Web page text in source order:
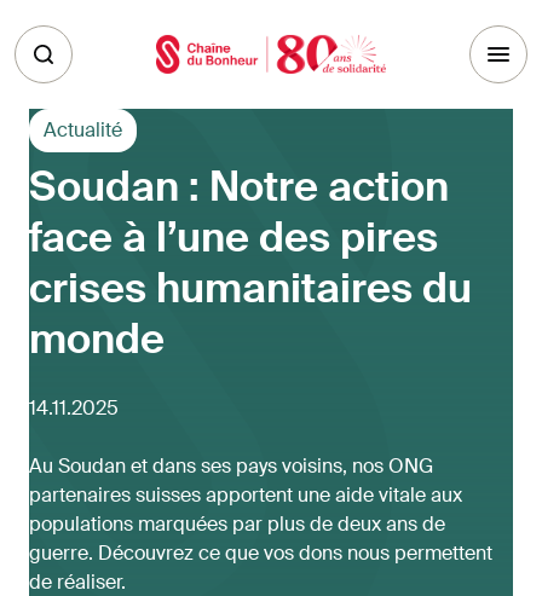
Actualité
Soudan : Notre action
face à l’une des pires
crises humanitaires du
monde
14.11.2025
Au Soudan et dans ses pays voisins, nos ONG
partenaires suisses apportent une aide vitale aux
populations marquées par plus de deux ans de
guerre. Découvrez ce que vos dons nous permettent
de réaliser.